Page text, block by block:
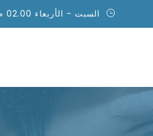
السبت - الأربعاء 02.00 م - 09.00 م